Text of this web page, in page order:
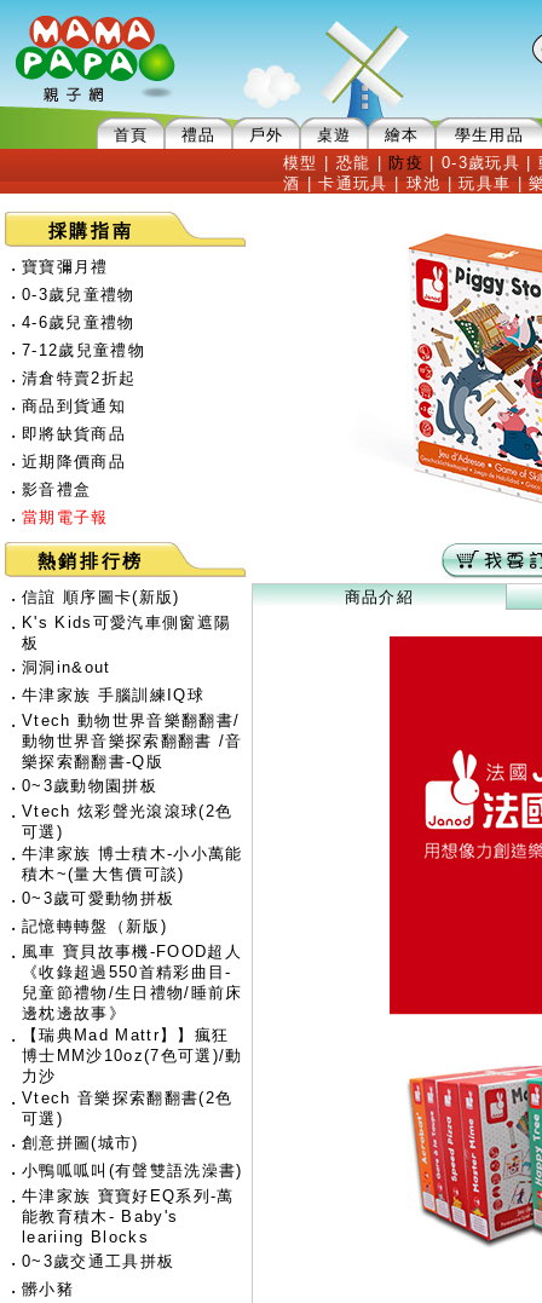
首頁 禮品 戶外 桌遊 繪本
學生用品
模型
恐龍 防疫 |0-3歲玩具 |
酒|卡通玩具|球池|玩具車|
採購指南
‧ 寶寶彌月禮
‧ 0-3歲兒童禮物
‧ 4-6歲兒童禮物
‧ 7-12歲兒童禮物
‧ 清倉特賣2折起
‧ 商品到貨通知
‧ 即將缺貨商品
‧ 近期降價商品
‧ 影音禮盒
‧ 當期電子報
熱銷排行榜
‧ 信誼 順序圖卡(新版)
‧ K's Kids可愛汽車側窗遮陽
板
‧ 洞洞in&out
‧ 牛津家族 手腦訓練IQ球
‧ Vtech 動物世界音樂翻翻書/
動物世界音樂探索翻翻書 /音
樂探索翻翻書-Q版
‧ 0~3歲動物園拼板
‧ Vtech 炫彩聲光滾滾球(2色
可選)
‧ 牛津家族 博士積木-小小萬能
積木~(量大售價可談)
‧ 0~3歲可愛動物拼板
‧ 記憶轉轉盤（新版)
‧ 風車 寶貝故事機-FOOD超人
《收錄超過550首精彩曲目-
兒童節禮物/生日禮物/睡前床
邊枕邊故事》
‧
【瑞典Mad Mattr】】瘋狂
博士MM沙10oz(7色可選)/動
力沙
‧ Vtech 音樂探索翻翻書(2色
可選)
‧ 創意拼圖(城市)
‧ 小鴨呱呱叫(有聲雙語洗澡書)
‧ 牛津家族 寶寶好EQ系列-萬
能教育積木- Baby's
leariing Blocks
‧ 0~3歲交通工具拼板
‧ 髒小豬
商品介紹